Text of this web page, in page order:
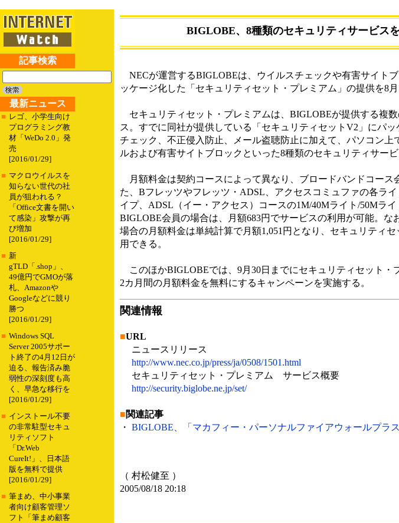
記事検索
最新ニュース
■ レゴ、小学生向け
プログラミング教
材「WeDo 2.0」発
売
[2016/01/29]
■ マクロウイルスを
知らない世代の社
員が狙われる？
「Office文書を開い
て感染」攻撃が再
び増加
[2016/01/29]
■ 新
gTLD「.shop」、
49億円でGMOが落
札、Amazonや
Googleなどに競り
勝つ
[2016/01/29]
■ Windows SQL
Server 2005サポー
ト終了の4月12日が
迫る、報告済み脆
弱性の深刻度も高
く、早急な移行を
[2016/01/29]
■ インストール不要
の非常駐型セキュ
リティソフト
「Dr.Web
CureIt!」、日本語
版を無料で提供
[2016/01/29]
■ 筆まめ、中小事業
者向け顧客管理ソ
フト「筆まめ顧客
BIGLOBE、8種類のセキュリティサービス
NECが運営するBIGLOBEは、ウイルスチェックや有害サイト
ッケージ化した「セキュリティセット・プレミアム」の提供を8
セキュリティセット・プレミアムは、BIGLOBEが提供する複
ス。すでに同社が提供している「セキュリティセットV2」にパ
チェック、不正侵入防止、メール盗聴防止に加えて、パソコン
ルおよび有害サイトブロックといった8種類のセキュリティサービ
月額料金は契約コースによって異なり、ブロードバンドコース
た、Bフレッツやフレッツ・ADSL、アクセスコミュファの各ラ
イプ、ADSL（イー・アクセス）コースの1M/40Mライト/50Mラ
BIGLOBE会員の場合は、月額683円でサービスの利用が可能。
場合の月額料金は単純計算で月額1,051円となり、セキュリティ
用できる。
このほかBIGLOBEでは、9月30日までにセキュリティセット・
2カ月間の月額料金を無料にするキャンペーンを実施する。
関連情報
■URL
ニュースリリース
http://www.nec.co.jp/press/ja/0508/1501.html
セキュリティセット・プレミアム サービス概要
http://security.biglobe.ne.jp/set/
■関連記事
・ BIGLOBE、「マカフィー・パーソナルファイアウォールプラス
（ 村松健至 ）
2005/08/18 20:18